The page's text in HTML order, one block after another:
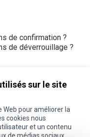
sur le site
Web pour améliorer la
cookies nous
et un contenu
de confirmation ?
de déverrouillage ?